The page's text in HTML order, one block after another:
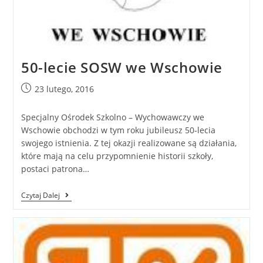
50-lecie SOSW we Wschowie
23 lutego, 2016
Specjalny Ośrodek Szkolno – Wychowawczy we
Wschowie obchodzi w tym roku jubileusz 50-lecia
swojego istnienia. Z tej okazji realizowane są działania,
które mają na celu przypomnienie historii szkoły,
postaci patrona…
Czytaj Dalej